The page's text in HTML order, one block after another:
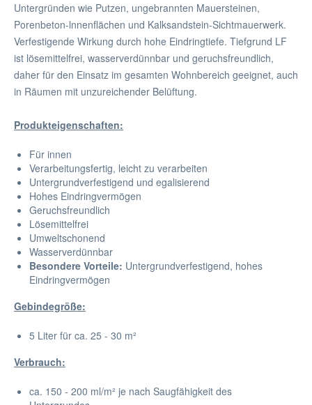
Untergründen wie Putzen, ungebrannten Mauersteinen,
Porenbeton-lnnenflächen und Kalksandstein-Sichtmauerwerk.
Verfestigende Wirkung durch hohe Eindringtiefe. Tiefgrund LF
ist lösemittelfrei, wasserverdünnbar und geruchsfreundlich,
daher für den Einsatz im gesamten Wohnbereich geeignet, auch
in Räumen mit unzureichender Belüftung.
Produkteigenschaften:
Für innen
Verarbeitungsfertig, leicht zu verarbeiten
Untergrundverfestigend und egalisierend
Hohes Eindringvermögen
Geruchsfreundlich
Lösemittelfrei
Umweltschonend
Wasserverdünnbar
Besondere Vorteile: Untergrundverfestigend, hohes
Eindringvermögen
Gebindegröße:
5 Liter für ca. 25 - 30 m²
Verbrauch:
ca. 150 - 200 ml/m² je nach Saugfähigkeit des